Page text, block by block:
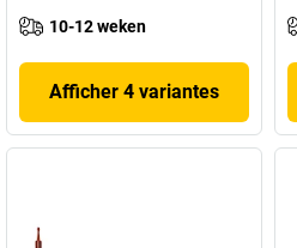
10-12 weken
Afficher 4 variantes